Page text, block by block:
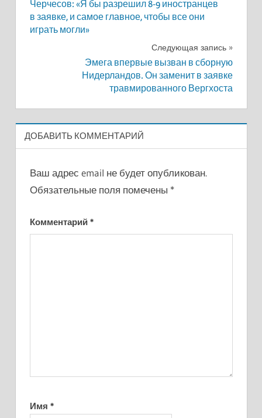
по
записям
Черчесов: «Я бы разрешил 8-9 иностранцев
в заявке, и самое главное, чтобы все они
играть могли»
Следующая запись
Эмега впервые вызван в сборную
Нидерландов. Он заменит в заявке
травмированного Вергхоста
ДОБАВИТЬ КОММЕНТАРИЙ
Ваш адрес email не будет опубликован.
Обязательные поля помечены *
Комментарий *
Имя *